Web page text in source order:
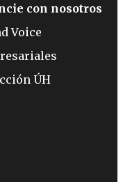
con nosotros
Voice
ÚH